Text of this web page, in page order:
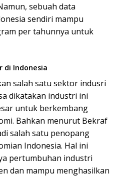
sebuah data
sendiri mampu
per tahunnya untuk
di Indonesia
salah satu sektor indusri
dikatakan industri ini
untuk berkembang
Bahkan menurut Bekraf
salah satu penopang
Indonesia. Hal ini
pertumbuhan industri
dan mampu menghasilkan